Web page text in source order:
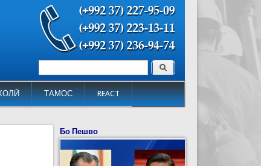
ТАМОС REACT
Форма поиска Поиск
Бо Пешво